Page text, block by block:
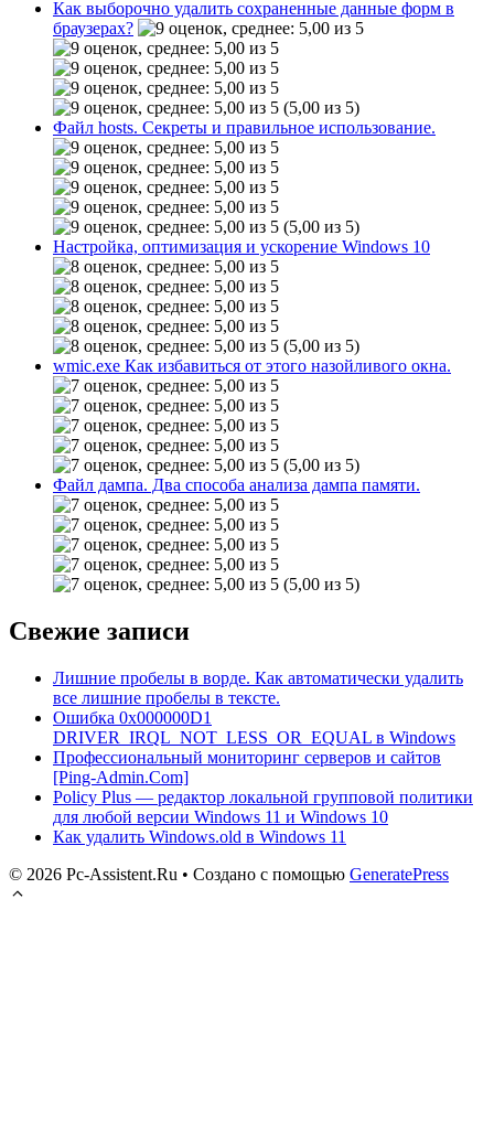
Как выборочно удалить сохраненные данные форм в
браузерах?
(5,00 из 5)
Файл hosts. Секреты и правильное использование.
(5,00 из 5)
Настройка, оптимизация и ускорение Windows 10
(5,00 из 5)
wmic.exe Как избавиться от этого назойливого окна.
(5,00 из 5)
Файл дампа. Два способа анализа дампа памяти.
(5,00 из 5)
Свежие записи
Лишние пробелы в ворде. Как автоматически удалить
все лишние пробелы в тексте.
Ошибка 0x000000D1
DRIVER_IRQL_NOT_LESS_OR_EQUAL в Windows
Профессиональный мониторинг серверов и сайтов
[Ping-Admin.Com]
Policy Plus — редактор локальной групповой политики
для любой версии Windows 11 и Windows 10
Как удалить Windows.old в Windows 11
© 2026 Pc-Assistent.Ru • Создано с помощью GeneratePress